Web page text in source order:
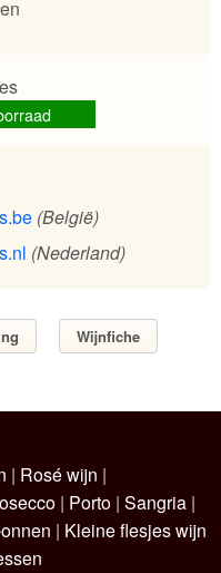
(België)
(Nederland)
Wijnfiche
| Rosé wijn |
| Porto | Sangria |
| Kleine flesjes wijn